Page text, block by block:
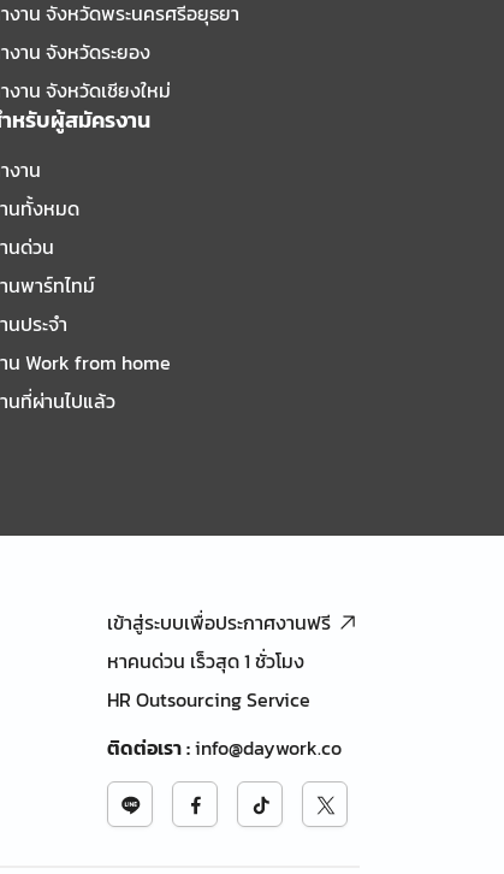
งาน จังหวัดพระนครศรีอยุธยา
งาน จังหวัดระยอง
งาน จังหวัดเชียงใหม่
หรับผู้สมัครงาน
งาน
นทั้งหมด
นด่วน
นพาร์ทไทม์
นประจำ
น Work from home
นที่ผ่านไปแล้ว
เข้าสู่ระบบเพื่อประกาศงานฟรี
หาคนด่วน เร็วสุด 1 ชั่วโมง
HR Outsourcing Service
ติดต่อเรา:info@daywork.co